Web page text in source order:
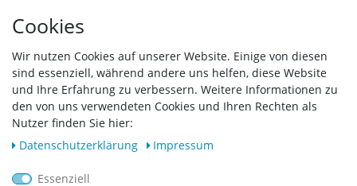
Zahlungsarten & Versand
Vertrag widerrufen
Zahlungsarten
Cookies
Wir nutzen Cookies auf unserer Website. Einige von diesen
sind essenziell, während andere uns helfen, diese Website
und Ihre Erfahrung zu verbessern. Weitere Informationen zu
den von uns verwendeten Cookies und Ihren Rechten als
Nutzer finden Sie hier:
Daten­schutz­erklärung
Impressum
Essenziell